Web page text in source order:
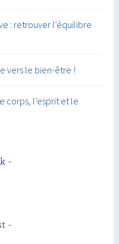
: retrouver l’équilibre
vers le bien-être !
corps, l’esprit et le